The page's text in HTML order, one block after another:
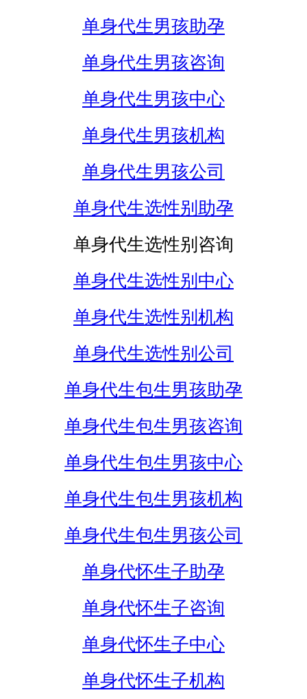
单身代生男孩助孕
单身代生男孩咨询
单身代生男孩中心
单身代生男孩机构
单身代生男孩公司
单身代生选性别助孕
单身代生选性别咨询
单身代生选性别中心
单身代生选性别机构
单身代生选性别公司
单身代生包生男孩助孕
单身代生包生男孩咨询
单身代生包生男孩中心
单身代生包生男孩机构
单身代生包生男孩公司
单身代怀生子助孕
单身代怀生子咨询
单身代怀生子中心
单身代怀生子机构